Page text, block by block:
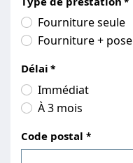
Fourniture seule
Fourniture + pose
Délai
Immédiat
À 3 mois
Code postal